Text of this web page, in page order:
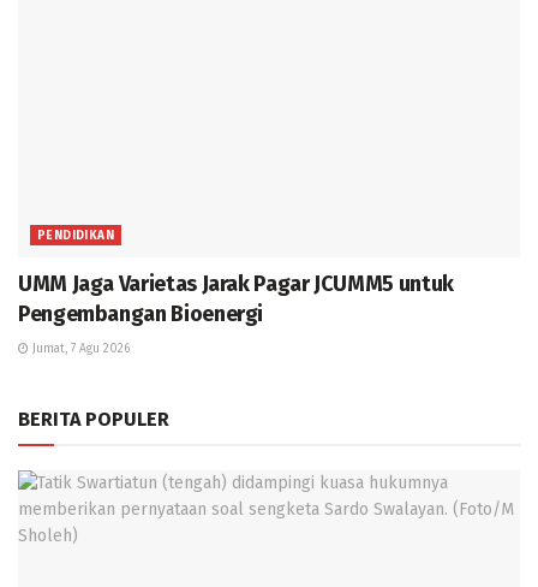
PENDIDIKAN
UMM Jaga Varietas Jarak Pagar JCUMM5 untuk
Pengembangan Bioenergi
Jumat, 7 Agu 2026
BERITA POPULER